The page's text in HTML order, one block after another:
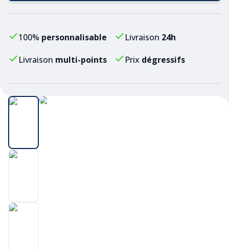
100% personnalisable Livraison 24h
Livraison multi-points Prix dégressifs